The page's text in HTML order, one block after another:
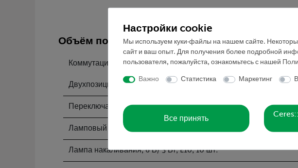
Объём поставки
Коммутационная панель, 4 мм гнезда
Двухпозиционный выключатель, G1
Переключатель на два направления, G3
Ламповый патрон , E10, корпус G1
Лампа накаливания, 6 В/ 3 Вт, E10, 10 шт.
Настройки cookie
Мы используем куки-файлы на нашем сайте.
сайт и ваш опыт. Для получения более подробной
пользователя, пожалуйста, ознакомьтесь с нашей
Важно Статистика Маркетинг
Все принять